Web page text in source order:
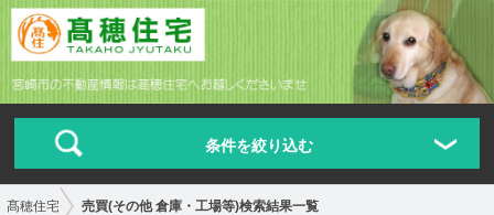
条件を絞り込む
髙穂住宅 売買(その他 倉庫・工場等)検索結果一覧